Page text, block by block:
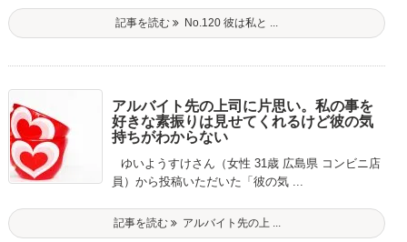
記事を読む No.120 彼は私と ...
アルバイト先の上司に片思い。私の事を
好きな素振りは見せてくれるけど彼の気
持ちがわからない
ゆいようすけさん（女性 31歳 広島県 コンビニ店
員）から投稿いただいた「彼の気 ...
記事を読む アルバイト先の上 ...